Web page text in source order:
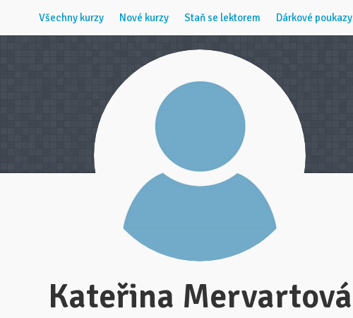
Všechny kurzy Nové kurzy Staň se lektorem Dárkové poukazy
Kateřina Mervartová